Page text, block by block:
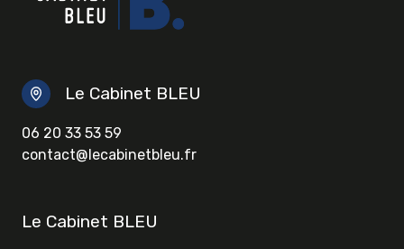
Le Cabinet BLEU
06 20 33 53 59
contact@lecabinetbleu.fr
Le Cabinet BLEU